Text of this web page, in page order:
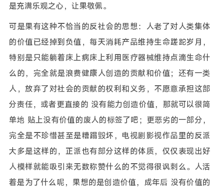
是充满乐观之心，让果敬佩。
可是果有这种不恰当的反社会的思想：人老了对人类集体
的价值已经掉到负值，每天消耗产品维持生命蹉跎岁月，
特别是只能躺着床上病床上利用医疗器械维持点滴生命什
么的，完全就是浪费健康人创造的贡献和价值；还有一类
人，放弃了对社会的贡献的权利和义务，不愿意承担这部
分责任，或者更直接的 没有能力创造价值，那就可以很简
单地 贴上没有价值的废人的标签了吧；更恶劣的一部分，
完全是不珍惜甚至是糟蹋毁坏，电视剧影视作品里的反派
大多是这样的，正派也有部分这样的体质，仅仅表现出好
人模样就能吸引来无数称赞什么的不觉得很讽刺么。人活
着是为了什么呢，果想的是创造价值，成年后 没有价值的